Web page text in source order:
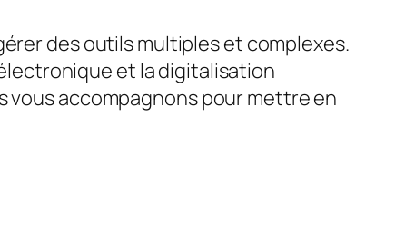
des outils multiples et complexes.
et la digitalisation
vous accompagnons pour mettre en